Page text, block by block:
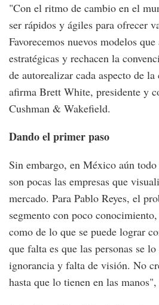
"Con el ritmo de cambio en el
ser rápidos y ágiles para ofrecer
Favorecemos nuevos modelos
estratégicas y rechacen la
de autorealizar cada aspecto de
afirma Brett White, presidente y
Cushman & Wakefield.
Dando el primer paso
Sin embargo, en México aún todo
son pocas las empresas que
mercado. Para Pablo Reyes, el
segmento con poco
como de lo que se puede lograr
que falta es que las personas se
ignorancia y falta de visión. No
hasta que lo tienen en las